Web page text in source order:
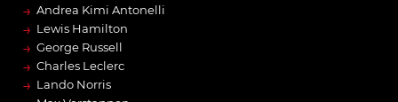
→ Andrea Kimi Antonelli
→ Lewis Hamilton
→ George Russell
→ Charles Leclerc
→ Lando Norris